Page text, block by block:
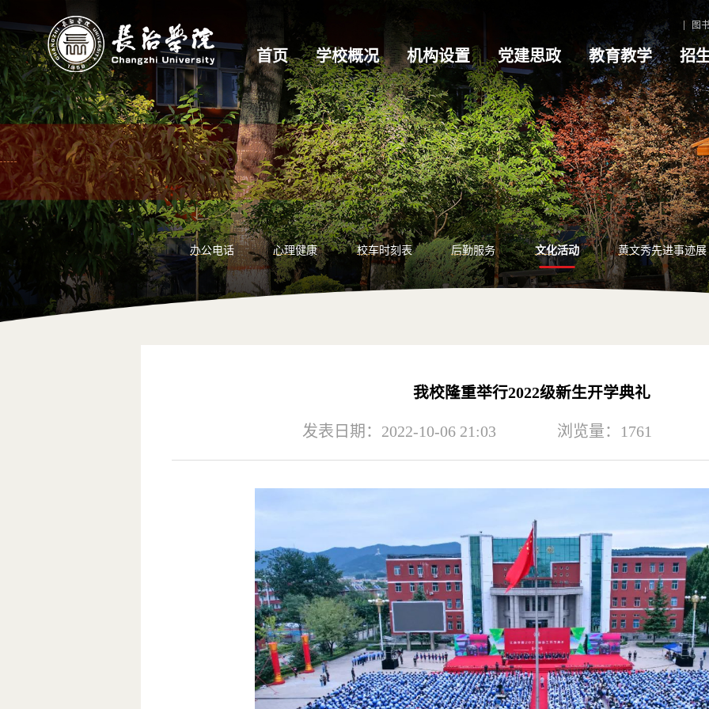
图
首页 学校概况 机构设置 党建思政 教育教学 招
办公电话 心理健康 校车时刻表 后勤服务 文化活动 黄文秀先进事迹展
我校隆重举行2022级新生开学典礼
发表日期：2022-10-06 21:03 浏览量： 1761